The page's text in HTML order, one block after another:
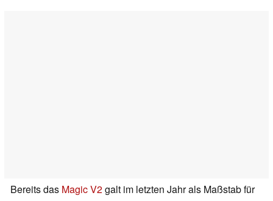
Bereits das Magic V2galt im letzten Jahr als Maßstab für